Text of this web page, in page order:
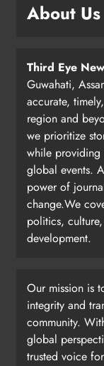
About Us
Third Eye
Guwahati,
accurate,
region and
we prioritize
while providing
global events.
power of
change.We
politics,
development.
Our mission is
integrity and
community.
global
trusted voice